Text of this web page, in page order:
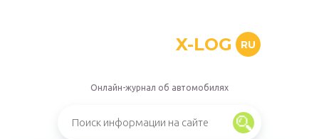
X-LOG RU
Онлайн-журнал об автомобилях